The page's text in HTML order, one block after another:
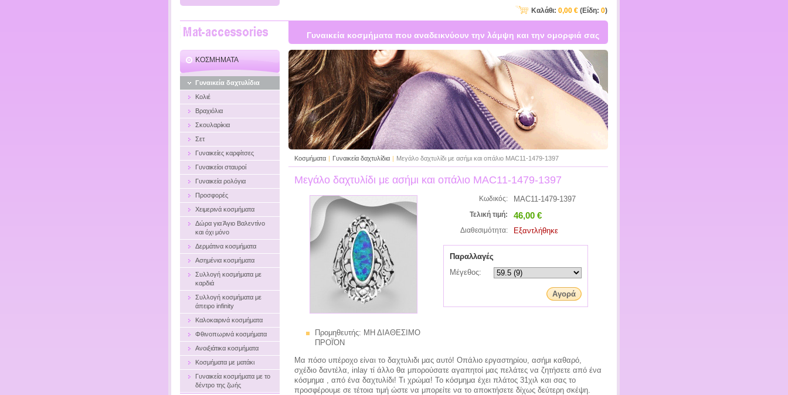
Γυναικεία κοσμήματα που αναδεικνύουν την λάμψη και την ομορφιά σας
Κοσμήματα | Γυναικεία δαχτυλίδια | Μεγάλο δαχτυλίδι με ασήμι και οπάλιο MAC11-1479-1397
Μεγάλο δαχτυλίδι με ασήμι και οπάλιο MAC11-1479-1397
Προμηθευτής: ΜΗ ΔΙΑΘΕΣΙΜΟ
ΠΡΟΪΌΝ
Κωδικός: MAC11-1479-1397
Τελική τιμή: 46,00 €
Διαθεσιμότητα: Εξαντλήθηκε
Παραλλαγές
Μέγεθος:
Αγορά
Μα πόσο υπέροχο είναι το δαχτυλιδι μας αυτό! Οπάλιο εργαστηρίου, ασήμι καθαρό,
σχέδιο δαντέλα, inlay τί άλλο θα μπορούσατε αγαπητοί μας πελάτες να ζητήσετε από ένα
κόσμημα , από ένα δαχτυλίδι! Τι χρώμα! Το κόσμημα έχει πλάτος 31χιλ και σας το
προσφέρουμε σε τέτοια τιμή ώστε να μπορείτε να το αποκτήσετε δίχως δεύτερη σκέψη.
ΚΟΣΜΗΜΑΤΑ
Γυναικεία δαχτυλίδια
Κολιέ
Βραχιόλια
Σκουλαρίκια
Σετ
Γυναικείες καρφίτσες
Γυναικείοι σταυροί
Γυναικεία ρολόγια
Προσφορές
Χειμερινά κοσμήματα
Δώρα για Άγιο Βαλεντίνο
και όχι μόνο
Δερμάτινα κοσμήματα
Ασημένια κοσμήματα
Συλλογή κοσμήματα με
καρδιά
Συλλογή κοσμήματα με
άπειρο infinity
Καλοκαιρινά κοσμήματα
Φθινοπωρινά κοσμήματα
Ανοιξιάτικα κοσμήματα
Κοσμήματα με ματάκι
Γυναικεία κοσμήματα με το
δέντρο της ζωής
Καλάθι: 0,00 € (Είδη: 0)